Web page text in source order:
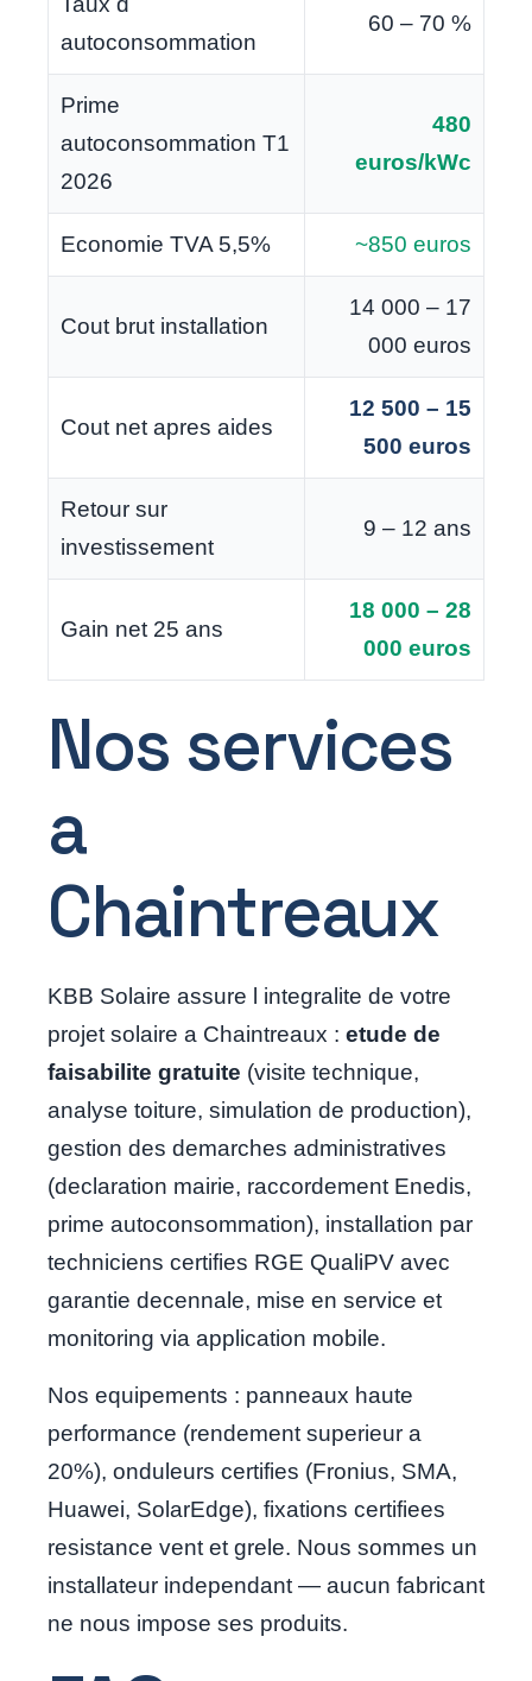
autoconsommation
60 – 70 %
Prime
autoconsommation T1
2026
480
euros/kWc
Economie TVA 5,5% ~850 euros
Cout brut installation
14 000 – 17
000 euros
Cout net apres aides
12 500 – 15
500 euros
Retour sur
investissement
9 – 12 ans
Gain net 25 ans
18 000 – 28
000 euros
Nos services
a
Chaintreaux
KBB Solaire assure l integralite de votre
projet solaire a Chaintreaux : etude de
faisabilite gratuite (visite technique,
analyse toiture, simulation de production),
gestion des demarches administratives
(declaration mairie, raccordement Enedis,
prime autoconsommation), installation par
techniciens certifies RGE QualiPV avec
garantie decennale, mise en service et
monitoring via application mobile.
Nos equipements : panneaux haute
performance (rendement superieur a
20%), onduleurs certifies (Fronius, SMA,
Huawei, SolarEdge), fixations certifiees
resistance vent et grele. Nous sommes un
installateur independant — aucun fabricant
ne nous impose ses produits.